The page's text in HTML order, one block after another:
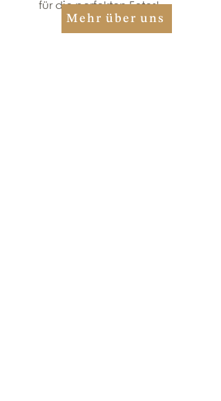
für die perfekten Fotos!
Mehr über uns